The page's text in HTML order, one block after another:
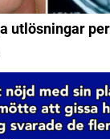
utlösningar